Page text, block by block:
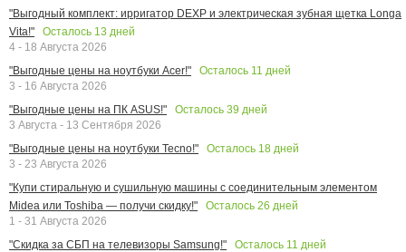
"Выгодный комплект: ирригатор DEXP и электрическая зубная щетка Longa
Vita!"
Осталось 13 дней
4 - 18 Августа 2026
"Выгодные цены на ноутбуки Acer!"
Осталось 11 дней
3 - 16 Августа 2026
"Выгодные цены на ПК ASUS!"
Осталось 39 дней
3 Августа - 13 Сентября 2026
"Выгодные цены на ноутбуки Tecno!"
Осталось 18 дней
3 - 23 Августа 2026
"Купи стиральную и сушильную машины с соединительным элементом
Midea или Toshiba — получи скидку!"
Осталось 26 дней
1 - 31 Августа 2026
"Скидка за СБП на телевизоры Samsung!"
Осталось 11 дней